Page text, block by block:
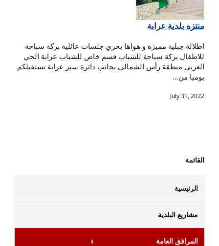
القائمة
الرئيسية
مشاريع البلدية
المرافق العامة
منتزه بلدية عرابة
اطلالة جبلية مميزة و هواها بحري جلسات عائلية بركة سباحة
للاطفال بركة سباحة للشباب قسم خاص للشباب عرابة الحي
الغربي منطقة رأس الشمالي بجانب دائرة سير عرابة نستقبلكم
يوميا من…
July 31, 2022